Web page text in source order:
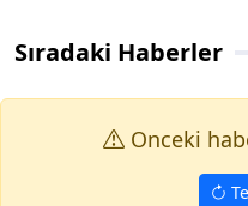
Sıradaki Haberler
Onceki